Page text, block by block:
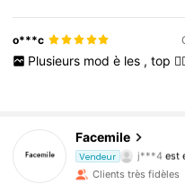
o***c
Plusieurs mod è les , top
Facemile
Vendeur
4,89
4,89
19K
Clients très fidèles